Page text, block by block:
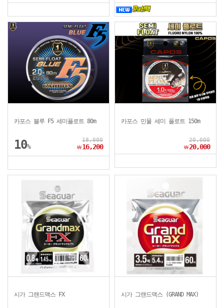
카포스 블루 F5 세미플로트 80m
10%
18,000
￦16,200
카포스 민물 세미 플로트 150m
20,000
￦20,000
시가 그랜드맥스 FX 시가 그랜드맥스 (GRAND MAX)